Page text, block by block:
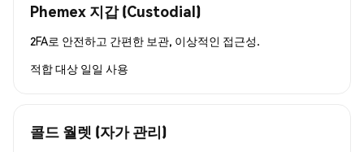
Phemex 지갑 (Custodial)
2FA로 안전하고 간편한 보관, 이상적인 접근성.
적합 대상 일일 사용
콜드 월렛 (자가 관리)